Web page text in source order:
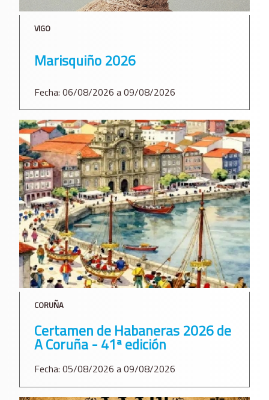
VIGO
Marisquiño 2026
Fecha: 06/08/2026 a 09/08/2026
CORUÑA
Certamen de Habaneras 2026 de
A Coruña - 41ª edición
Fecha: 05/08/2026 a 09/08/2026